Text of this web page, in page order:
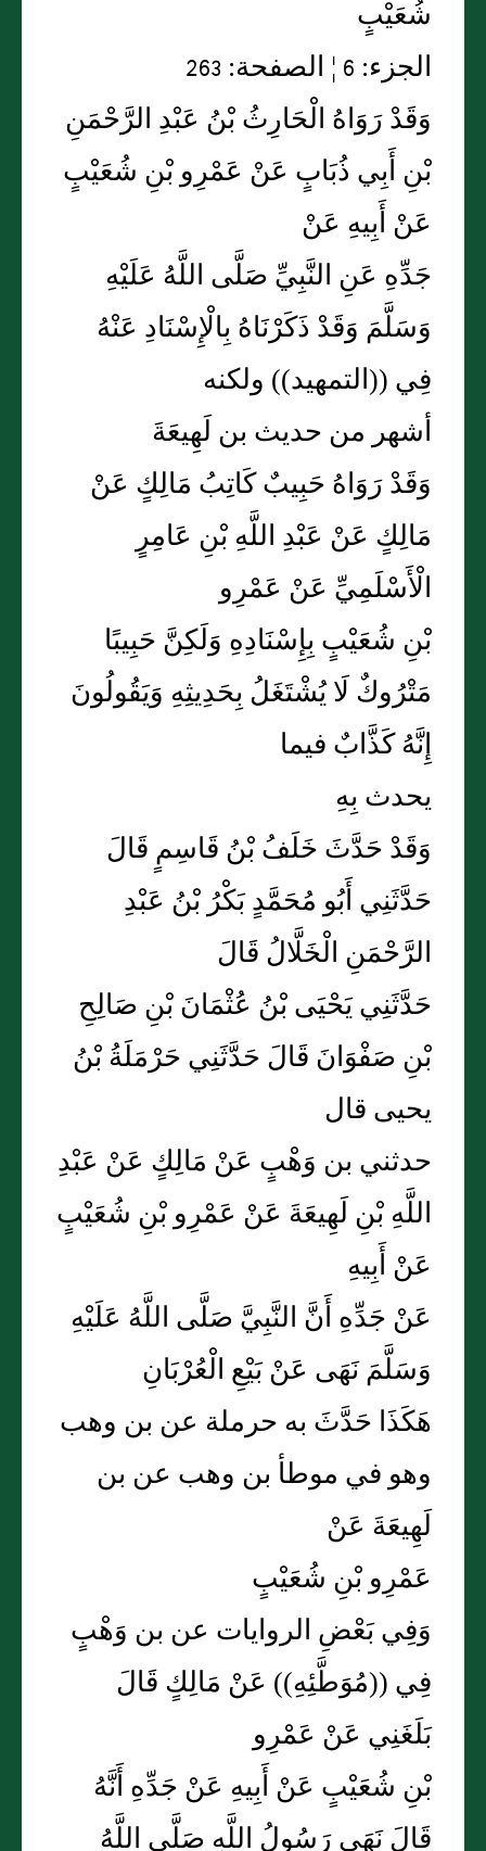
شُعَيْبٍ
الجزء: 6 ¦ الصفحة: 263
وَقَدْ رَوَاهُ الْحَارِثُ بْنُ عَبْدِ الرَّحْمَنِ
بْنِ أَبِي ذُبَابٍ عَنْ عَمْرِو بْنِ شُعَيْبٍ
عَنْ أَبِيهِ عَنْ
جَدِّهِ عَنِ النَّبِيِّ صَلَّى اللَّهُ عَلَيْهِ
وَسَلَّمَ وَقَدْ ذَكَرْنَاهُ بِالْإِسْنَادِ عَنْهُ
فِي ((التمهيد)) ولكنه
أشهر من حديث بن لَهِيعَةَ
وَقَدْ رَوَاهُ حَبِيبٌ كَاتِبُ مَالِكٍ عَنْ
مَالِكٍ عَنْ عَبْدِ اللَّهِ بْنِ عَامِرٍ
الْأَسْلَمِيِّ عَنْ عَمْرِو
بْنِ شُعَيْبٍ بِإِسْنَادِهِ وَلَكِنَّ حَبِيبًا
مَتْرُوكٌ لَا يُشْتَغَلُ بِحَدِيثِهِ وَيَقُولُونَ
إِنَّهُ كَذَّابٌ فيما
يحدث بِهِ
وَقَدْ حَدَّثَ خَلَفُ بْنُ قَاسِمٍ قَالَ
حَدَّثَنِي أَبُو مُحَمَّدٍ بَكْرُ بْنُ عَبْدِ
الرَّحْمَنِ الْخَلَّالُ قَالَ
حَدَّثَنِي يَحْيَى بْنُ عُثْمَانَ بْنِ صَالِحِ
بْنِ صَفْوَانَ قَالَ حَدَّثَنِي حَرْمَلَةُ بْنُ
يحيى قال
حدثني بن وَهْبٍ عَنْ مَالِكٍ عَنْ عَبْدِ
اللَّهِ بْنِ لَهِيعَةَ عَنْ عَمْرِو بْنِ شُعَيْبٍ
عَنْ أَبِيهِ
عَنْ جَدِّهِ أَنَّ النَّبِيَّ صَلَّى اللَّهُ عَلَيْهِ
وَسَلَّمَ نَهَى عَنْ بَيْعِ الْعُرْبَانِ
هَكَذَا حَدَّثَ به حرملة عن بن وهب
وهو في موطأ بن وهب عن بن
لَهِيعَةَ عَنْ
عَمْرِو بْنِ شُعَيْبٍ
وَفِي بَعْضِ الروايات عن بن وَهْبٍ
فِي ((مُوَطَّئِهِ)) عَنْ مَالِكٍ قَالَ
بَلَغَنِي عَنْ عَمْرِو
بْنِ شُعَيْبٍ عَنْ أَبِيهِ عَنْ جَدِّهِ أَنَّهُ
قَالَ نَهَى رَسُولُ اللَّهِ صَلَّى اللَّهُ